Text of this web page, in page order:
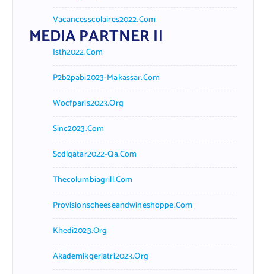
Vacancesscolaires2022.com
MEDIA PARTNER II
Isth2022.com
P2b2pabi2023-Makassar.com
Wocfparis2023.org
Sinc2023.com
Scdlqatar2022-Qa.com
Thecolumbiagrill.com
Provisionscheeseandwineshoppe.com
Khedi2023.org
Akademikgeriatri2023.org